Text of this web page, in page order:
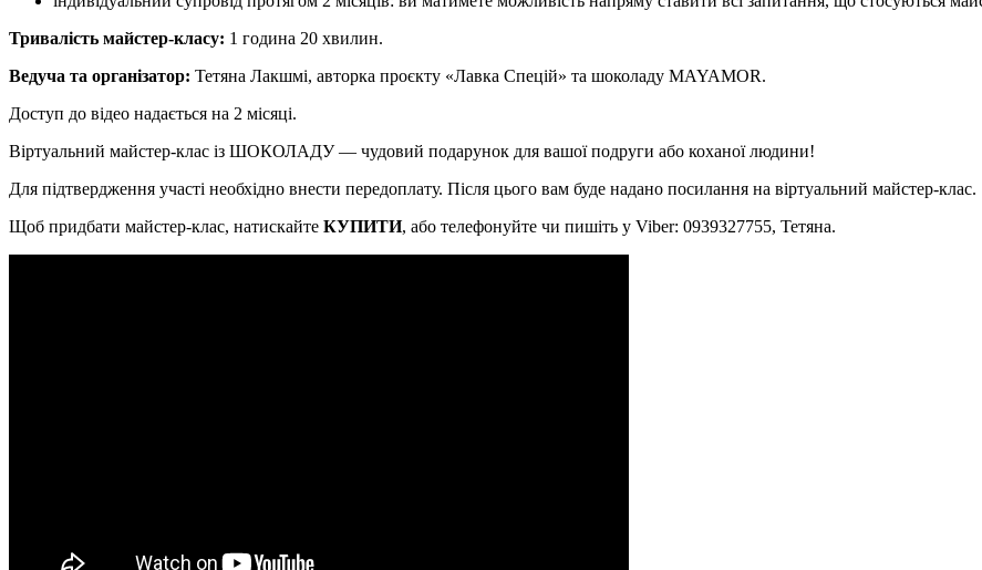
Тривалість майстер-класу: 1 година 20 хвилин.
Ведуча та організатор: Тетяна Лакшмі, авторка проєкту «Лавка Спецій» та шоколаду MAYAMOR.
Доступ до відео надається на 2 місяці.
Віртуальний майстер-клас із ШОКОЛАДУ — чудовий подарунок для вашої подруги або коханої людини!
Для підтвердження участі необхідно внести передоплату. Після цього вам буде надано посилання на віртуальний майстер-клас.
Щоб придбати майстер-клас, натискайте КУПИТИ, або телефонуйте чи пишіть у Viber: 0939327755, Тетяна.